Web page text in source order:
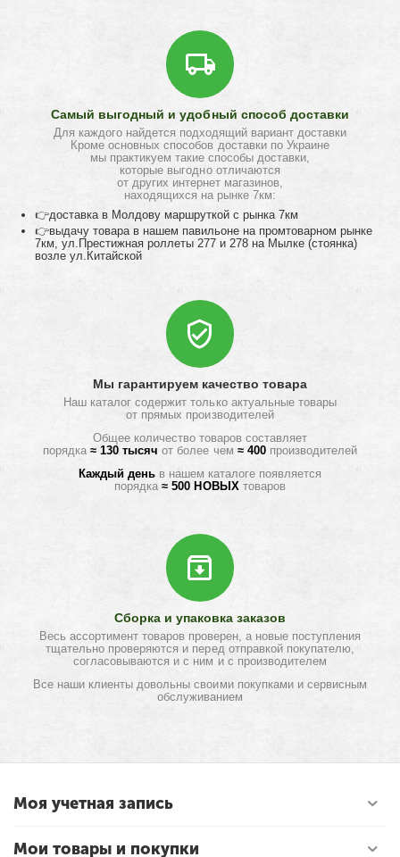
Самый выгодный и удобный способ доставки
Для каждого найдется подходящий вариант доставки
Кроме основных способов доставки по Украине
мы практикуем такие способы доставки,
которые выгодно отличаются
от других интернет магазинов,
находящихся на рынке 7км:
👉доставка в Молдову маршруткой с рынка 7км
👉выдачу товара в нашем павильоне на промтоварном рынке
7км, ул.Престижная роллеты 277 и 278 на Мылке (стоянка)
возле ул.Китайской
Мы гарантируем качество товара
Наш каталог содержит только актуальные товары
от прямых производителей
Общее количество товаров составляет
порядка≈ 130 тысяч от более чем ≈ 400 производителей
Каждый деньв нашем каталоге появляется
порядка≈ 500 НОВЫХ товаров
Сборка и упаковка заказов
Весь ассортимент товаров проверен, а новые поступления
тщательно проверяются и перед отправкой покупателю,
согласовываются и с ним и с производителем
Все наши клиенты довольны своими покупками и сервисным
обслуживанием
Моя учетная запись
Мои товары и покупки